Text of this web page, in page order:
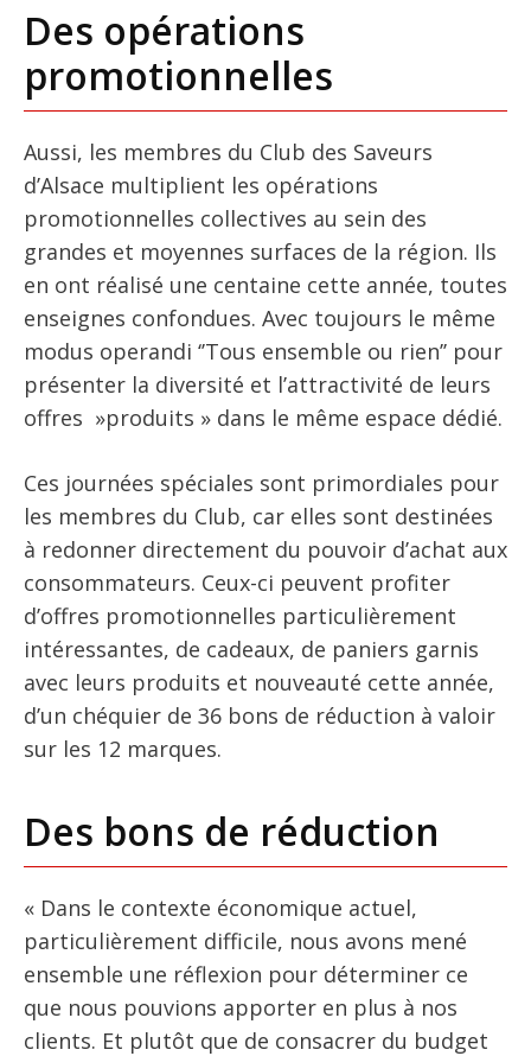
Des opérations
promotionnelles
Aussi, les membres du Club des Saveurs
d’Alsace multiplient les opérations
promotionnelles collectives au sein des
grandes et moyennes surfaces de la région. Ils
en ont réalisé une centaine cette année, toutes
enseignes confondues. Avec toujours le même
modus operandi ‘’Tous ensemble ou rien’’ pour
présenter la diversité et l’attractivité de leurs
offres »produits » dans le même espace dédié.
Ces journées spéciales sont primordiales pour
les membres du Club, car elles sont destinées
à redonner directement du pouvoir d’achat aux
consommateurs. Ceux-ci peuvent profiter
d’offres promotionnelles particulièrement
intéressantes, de cadeaux, de paniers garnis
avec leurs produits et nouveauté cette année,
d’un chéquier de 36 bons de réduction à valoir
sur les 12 marques.
Des bons de réduction
« Dans le contexte économique actuel,
particulièrement difficile, nous avons mené
ensemble une réflexion pour déterminer ce
que nous pouvions apporter en plus à nos
clients. Et plutôt que de consacrer du budget